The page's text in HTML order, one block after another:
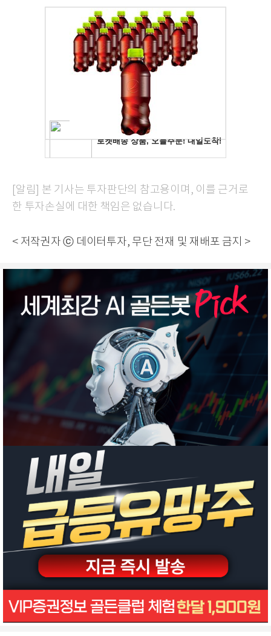
[알림] 본 기사는 투자판단의 참고용이며, 이를 근거로
한 투자손실에 대한 책임은 없습니다.
< 저작권자 ⓒ 데이터투자, 무단 전재 및 재배포 금지 >